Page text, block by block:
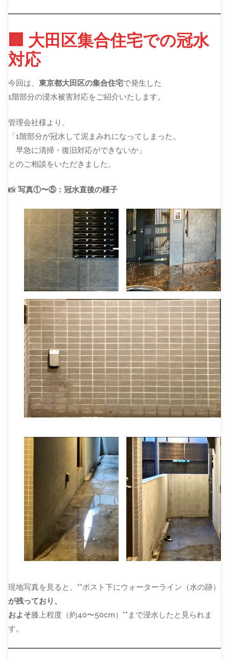
🏢 大田区集合住宅での冠水
対応
今回は、東京都大田区の集合住宅で発生した
1階部分の浸水被害対応をご紹介いたします。
管理会社様より、
「1階部分が冠水して泥まみれになってしまった。
早急に清掃・復旧対応ができないか」
とのご相談をいただきました。
📸写真①〜⑤：冠水直後の様子
現地写真を見ると、**ポスト下にウォーターライン（水の跡）
が残っており、
およそ膝上程度（約40〜50cm）**まで浸水したと見られま
す。